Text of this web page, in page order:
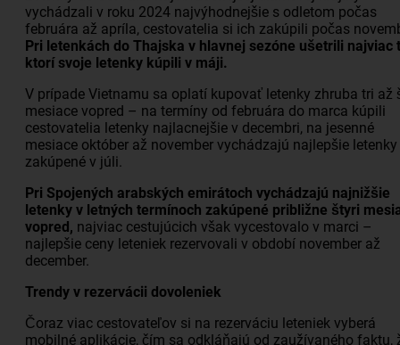
vychádzali v roku 2024 najvýhodnejšie s odletom počas
februára až apríla, cestovatelia si ich zakúpili počas
Pri letenkách do Thajska v hlavnej sezóne ušetrili najviac
ktorí svoje letenky kúpili v máji.
V prípade Vietnamu sa oplatí kupovať letenky zhruba tri až
mesiace vopred – na termíny od februára do marca kúpili
cestovatelia letenky najlacnejšie v decembri, na jesenné
mesiace október až november vychádzajú najlepšie letenky
zakúpené v júli.
Pri Spojených arabských emirátoch vychádzajú najnižšie
letenky v letných termínoch zakúpené približne štyri
vopred, najviac cestujúcich však vycestovalo v marci –
najlepšie ceny leteniek rezervovali v období november až
december.
Trendy v rezervácii dovoleniek
Čoraz viac cestovateľov si na rezerváciu leteniek vyberá
mobilné aplikácie, čím sa odkláňajú od zaužívaného faktu,